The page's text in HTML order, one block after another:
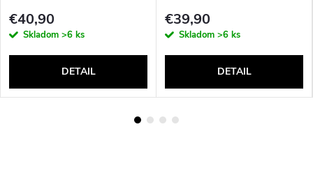
€40,90
Skladom >6 ks
DETAIL
€39,90
Skladom >6 ks
DETAIL